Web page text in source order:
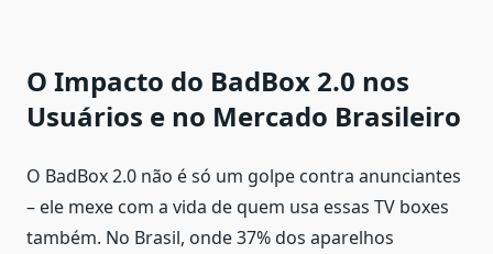
O Impacto do BadBox 2.0 nos
Usuários e no Mercado Brasileiro
O BadBox 2.0 não é só um golpe contra anunciantes
– ele mexe com a vida de quem usa essas TV boxes
também. No Brasil, onde 37% dos aparelhos